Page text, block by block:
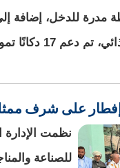
مدرة للدخل،
لصالح السكان.
على شرف
نظمت الإدارة
للصناعة